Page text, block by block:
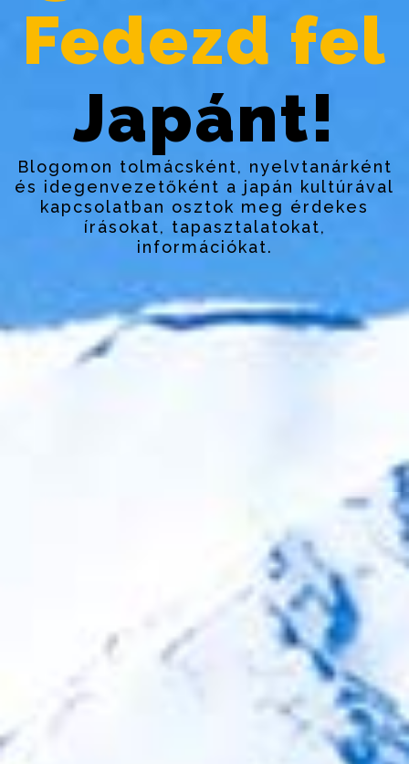
Fedezd fel
Japánt!
Blogomon tolmácsként, nyelvtanárként
és idegenvezetőként a japán kultúrával
kapcsolatban osztok meg érdekes
írásokat, tapasztalatokat,
információkat.